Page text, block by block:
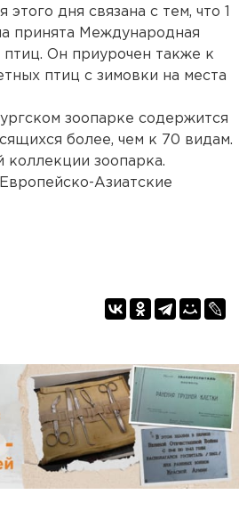
дня связана с тем, что 1
принята Международная
Он приурочен также к
птиц с зимовки на места
зоопарке содержится
более, чем к 70 видам.
коллекции зоопарка.
Азиатские